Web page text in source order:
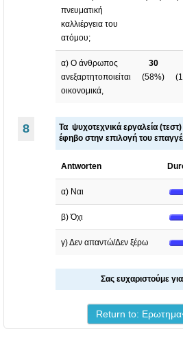
πνευματική
καλλιέργεια του
ατόμου;
α) Ο άνθρωπος
ανεξαρτητοποιείται
οικονομικά,
30
(58%)
(
8
Τα ψυχοτεχνικά εργαλεία
έφηβο στην επιλογή του
Antworten
α) Ναι
β) Όχι
γ) Δεν απαντώ/Δεν ξέρω
Σας ευχαριστούμε
Return to: